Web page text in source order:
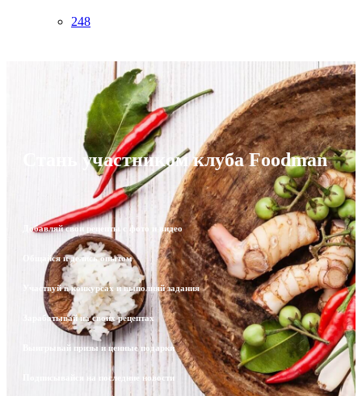
248
Стань участником клуба Foodman
Добавляй свои рецепты с фото и видео
Общайся и делись опытом
Участвуй в конкурсах и выполняй задания
Зарабатывай на своих рецептах
Выигрывай призы и ценные подарки
Подписывайся на последние новости